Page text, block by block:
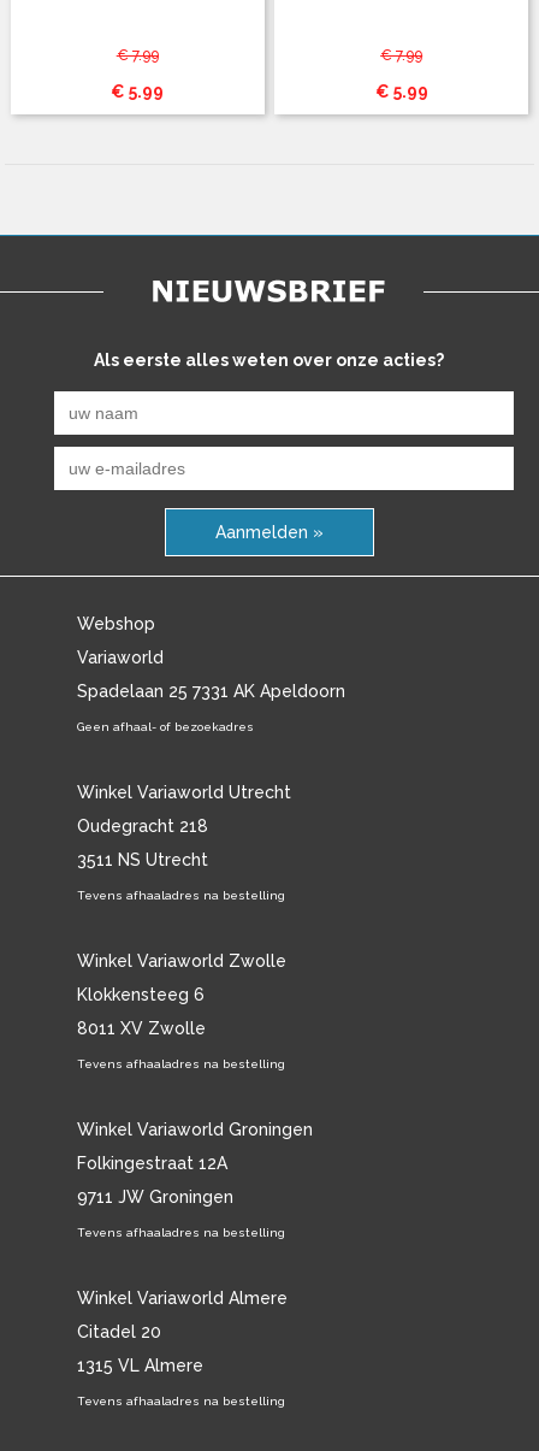
€ 7.99
€ 5.99
€ 7.99
€ 5.99
Als eerste alles weten over onze acties?
Aanmelden »
Webshop
Variaworld
Spadelaan 25 7331 AK Apeldoorn
Geen afhaal- of bezoekadres
Winkel Variaworld Utrecht
Oudegracht 218
3511 NS Utrecht
Tevens afhaaladres na bestelling
Winkel Variaworld Zwolle
Klokkensteeg 6
8011 XV Zwolle
Tevens afhaaladres na bestelling
Winkel Variaworld Groningen
Folkingestraat 12A
9711 JW Groningen
Tevens afhaaladres na bestelling
Winkel Variaworld Almere
Citadel 20
1315 VL Almere
Tevens afhaaladres na bestelling